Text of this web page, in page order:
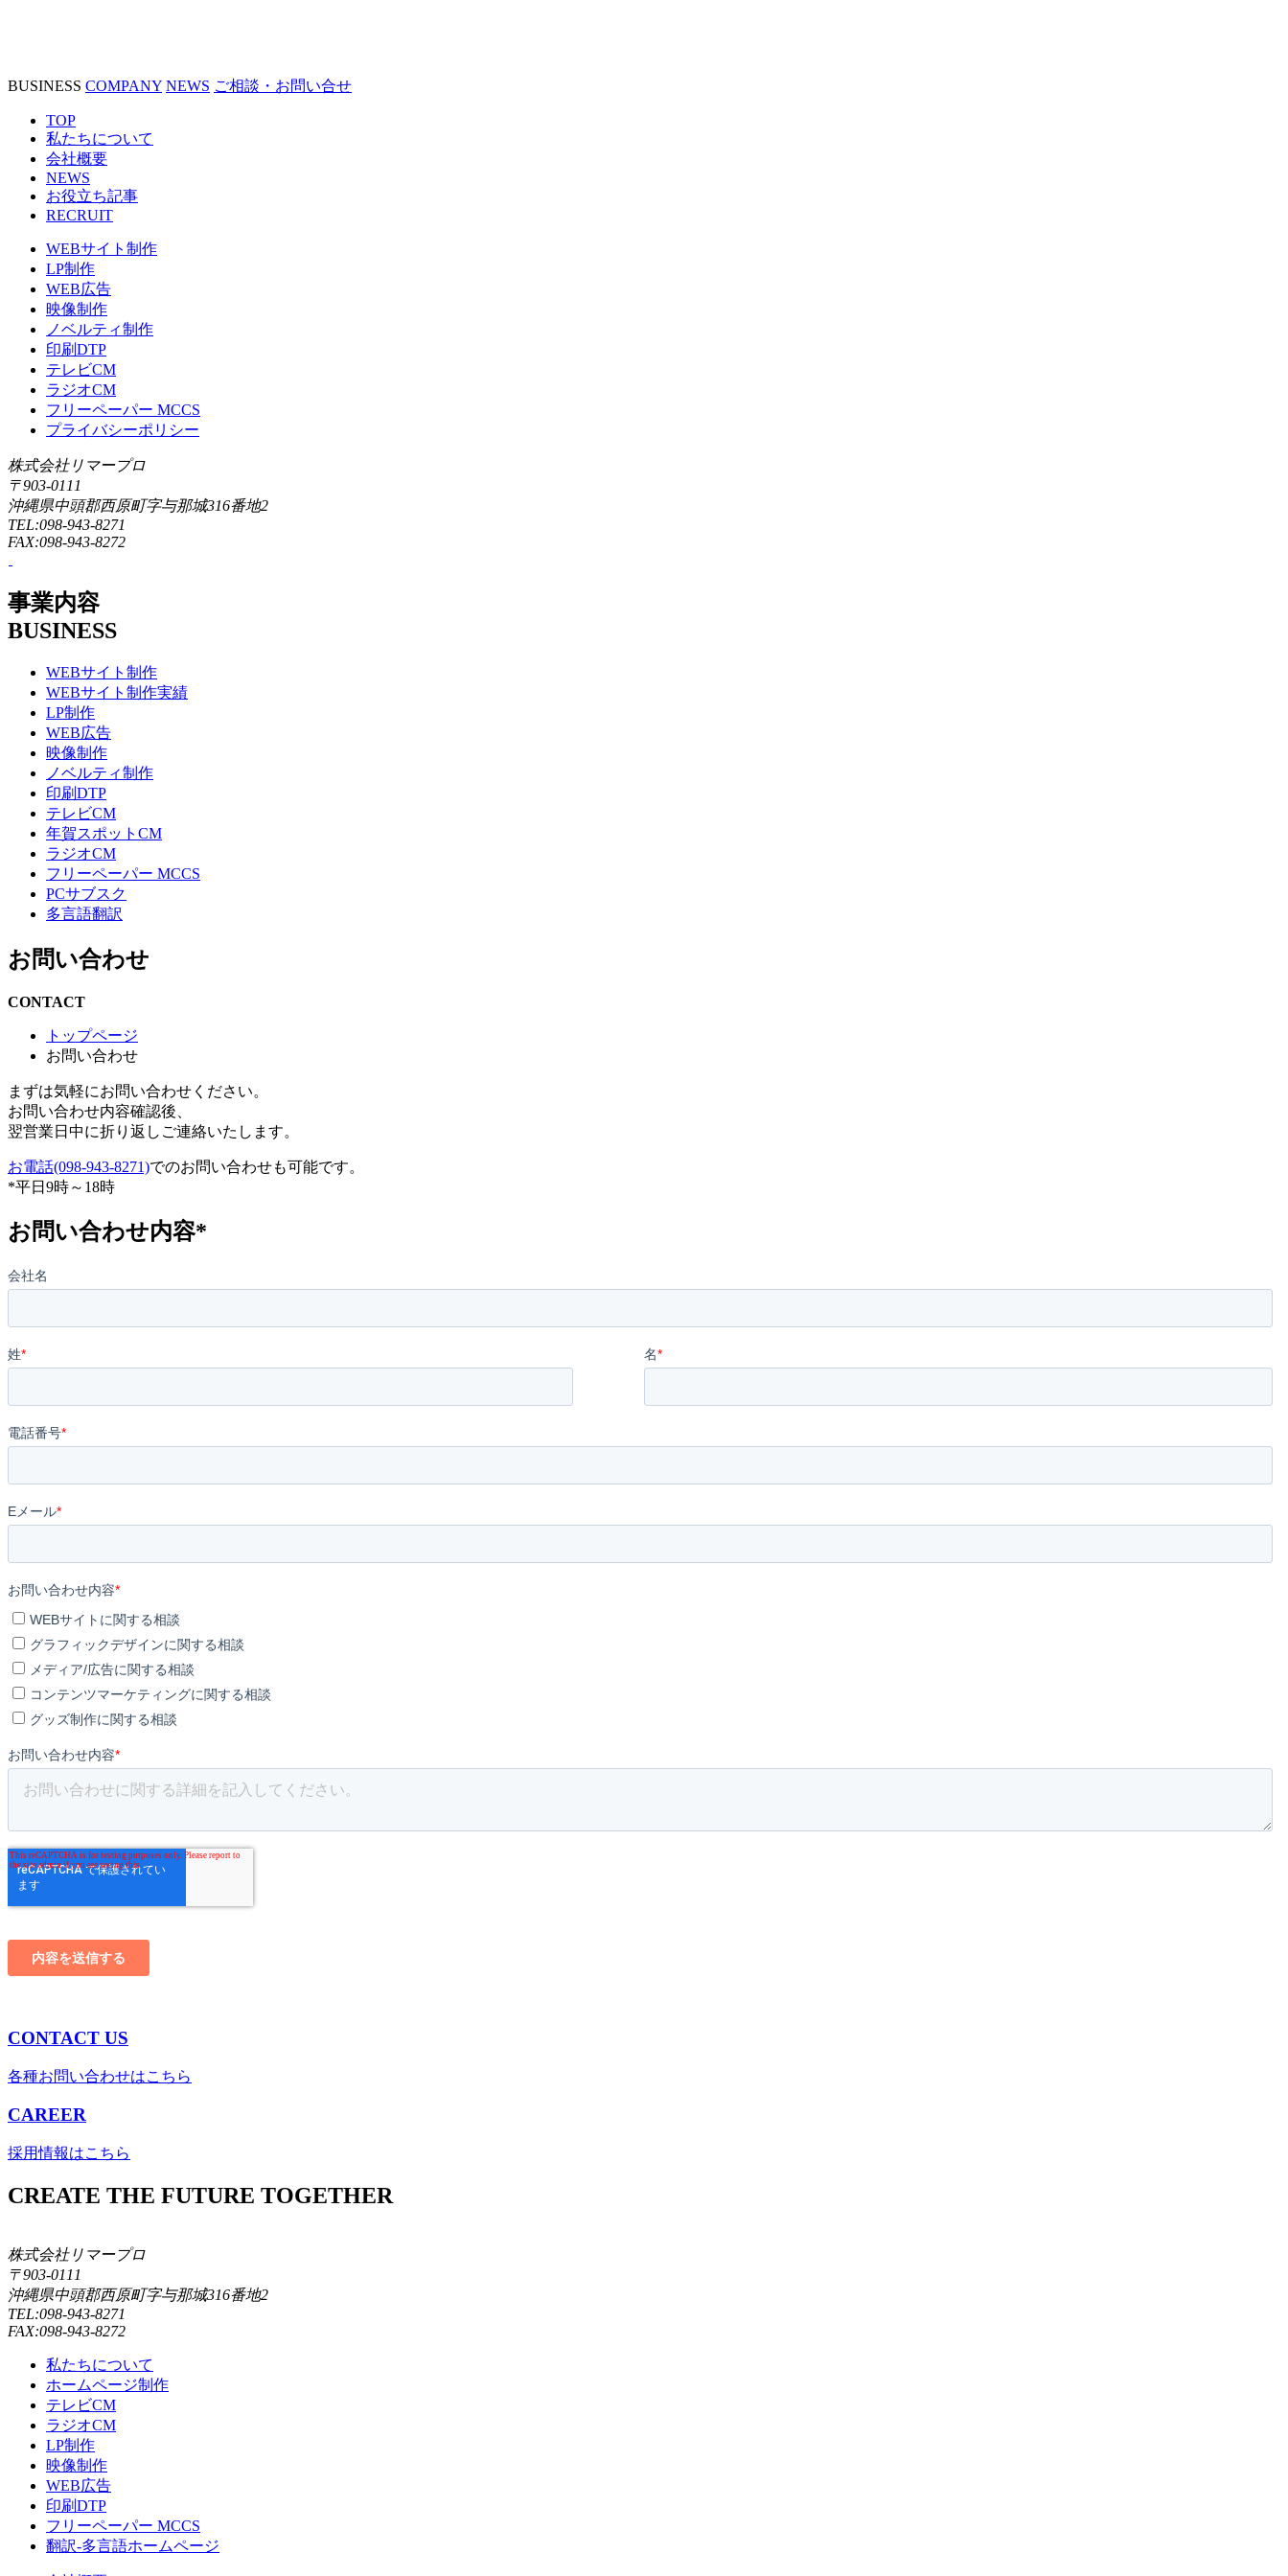
BUSINESS COMPANY NEWS ご相談・お問い合せ
TOP
私たちについて
会社概要
NEWS
お役立ち記事
RECRUIT
WEBサイト制作
LP制作
WEB広告
映像制作
ノベルティ制作
印刷DTP
テレビCM
ラジオCM
フリーペーパー MCCS
プライバシーポリシー
株式会社リマープロ
〒903-0111
沖縄県中頭郡西原町字与那城316番地2
TEL:098-943-8271
FAX:098-943-8272
事業内容
BUSINESS
WEBサイト制作
WEBサイト制作実績
LP制作
WEB広告
映像制作
ノベルティ制作
印刷DTP
テレビCM
年賀スポットCM
ラジオCM
フリーペーパー MCCS
PCサブスク
多言語翻訳
お問い合わせ
CONTACT
トップページ
お問い合わせ
まずは気軽にお問い合わせください。
お問い合わせ内容確認後、
翌営業日中に折り返しご連絡いたします。
お電話(098-943-8271)でのお問い合わせも可能です。
*平日9時～18時
お問い合わせ内容*
CONTACT US
各種お問い合わせはこちら
CAREER
採用情報はこちら
CREATE THE FUTURE TOGETHER
株式会社リマープロ
〒903-0111
沖縄県中頭郡西原町字与那城316番地2
TEL:098-943-8271
FAX:098-943-8272
私たちについて
ホームページ制作
テレビCM
ラジオCM
LP制作
映像制作
WEB広告
印刷DTP
フリーペーパー MCCS
翻訳-多言語ホームページ